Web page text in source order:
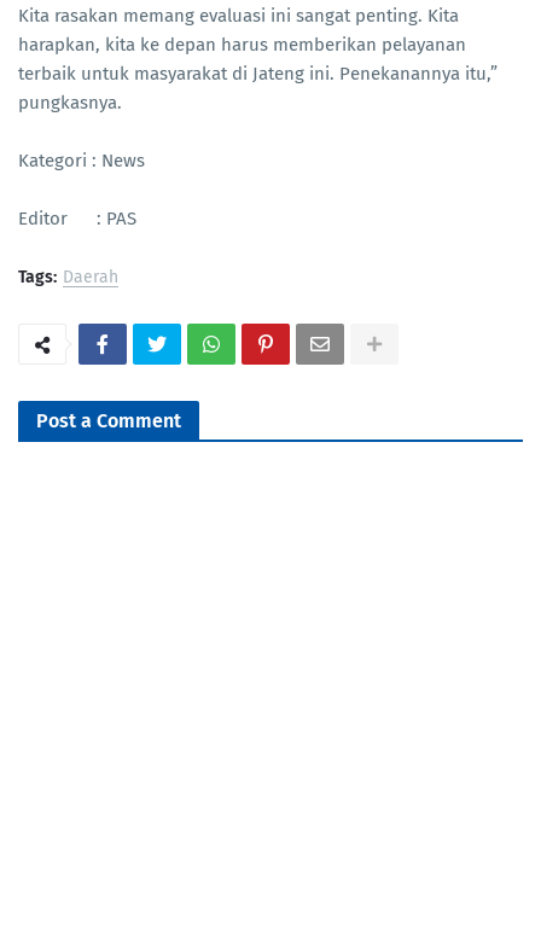
Kita rasakan memang evaluasi ini sangat penting. Kita
harapkan, kita ke depan harus memberikan pelayanan
terbaik untuk masyarakat di Jateng ini. Penekanannya itu,”
pungkasnya.
Kategori : News
Editor : PAS
Tags: Daerah
Post a Comment